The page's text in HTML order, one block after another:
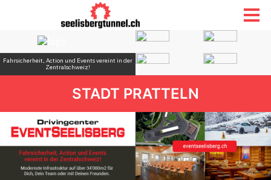
STADT PRATTELN